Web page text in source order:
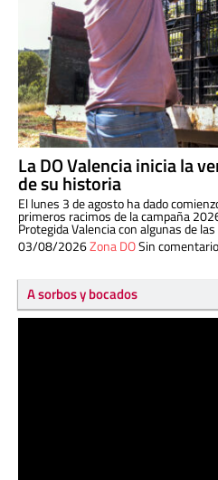
La DO Valencia inicia la
de su historia
El lunes 3 de agosto ha dado
primeros racimos de la campaña
Protegida Valencia con algunas de
03/08/2026Zona DOSin
A sorbos y bocados